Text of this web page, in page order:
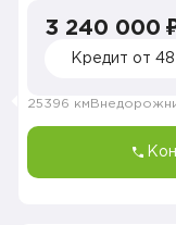
3 240 000
Кредит от
25396 км